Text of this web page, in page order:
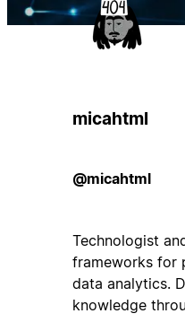
micahtml
@micahtml
Technologist
frameworks for
data analytics.
knowledge